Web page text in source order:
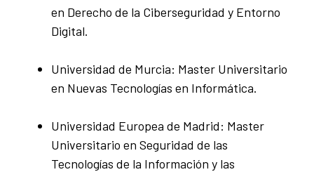
en Derecho de la Ciberseguridad y Entorno
Digital.
Universidad de Murcia: Master Universitario
en Nuevas Tecnologías en Informática.
Universidad Europea de Madrid: Master
Universitario en Seguridad de las
Tecnologías de la Información y las